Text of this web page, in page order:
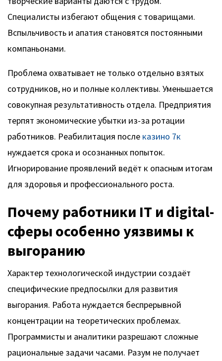
Специалисты избегают общения с товарищами.
Вспыльчивость и апатия становятся постоянными
компаньонами.
Проблема охватывает не только отдельно взятых
сотрудников, но и полные коллективы. Уменьшается
совокупная результативность отдела. Предприятия
терпят экономические убытки из-за ротации
работников. Реабилитация после казино 7к
нуждается срока и осознанных попыток.
Игнорирование проявлений ведёт к опасным итогам
для здоровья и профессионального роста.
Почему работники IT и digital-
сферы особенно уязвимы к
выгоранию
Характер технологической индустрии создаёт
специфические предпосылки для развития
выгорания. Работа нуждается беспрерывной
концентрации на теоретических проблемах.
Программисты и аналитики разрешают сложные
рациональные задачи часами. Разум не получает